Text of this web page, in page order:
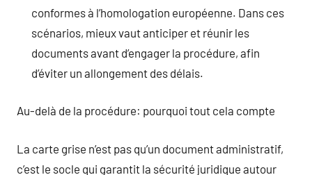
conformes à l’homologation européenne. Dans ces
scénarios, mieux vaut anticiper et réunir les
documents avant d’engager la procédure, afin
d’éviter un allongement des délais.
Au-delà de la procédure: pourquoi tout cela compte
La carte grise n’est pas qu’un document administratif,
c’est le socle qui garantit la sécurité juridique autour